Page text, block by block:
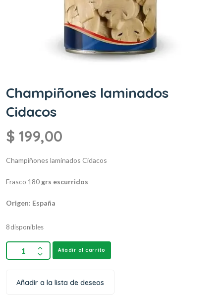
Champiñones laminados
Cidacos
$ 199,00
Champiñones laminados Cidacos
Frasco 180 grs escurridos
Origen: España
8 disponibles
Añadir al carrito
Añadir a la lista de deseos